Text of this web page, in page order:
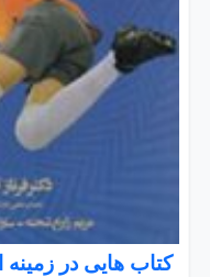
کتاب هایی در